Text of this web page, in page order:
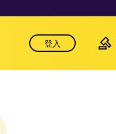
登入